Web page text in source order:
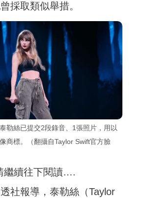
採取類似舉措。
勒絲已提交2段錄音、1張照片，用以
商標。（翻攝自Taylor Swift官方臉
繼續往下閱讀….
社報導，泰勒絲（Taylor